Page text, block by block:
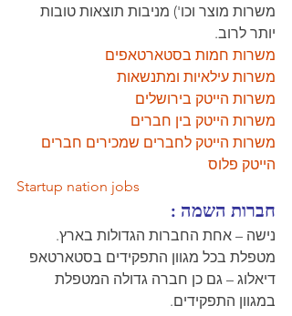
משרות מוצר וכו') מניבות תוצאות טובות
יותר לרוב.
משרות חמות בסטארטאפים
משרות עילאיות ומתנשאות
משרות הייטק בירושלים
משרות הייטק בין חברים
משרות הייטק לחברים שמכירים חברים
הייטק פלוס
Startup nation jobs
חברות השמה :
נישה – אחת החברות הגדולות בארץ.
מטפלת בכל מגוון התפקידים בסטארטאפ
דיאלוג – גם כן חברה גדולה המטפלת
במגוון התפקידים.